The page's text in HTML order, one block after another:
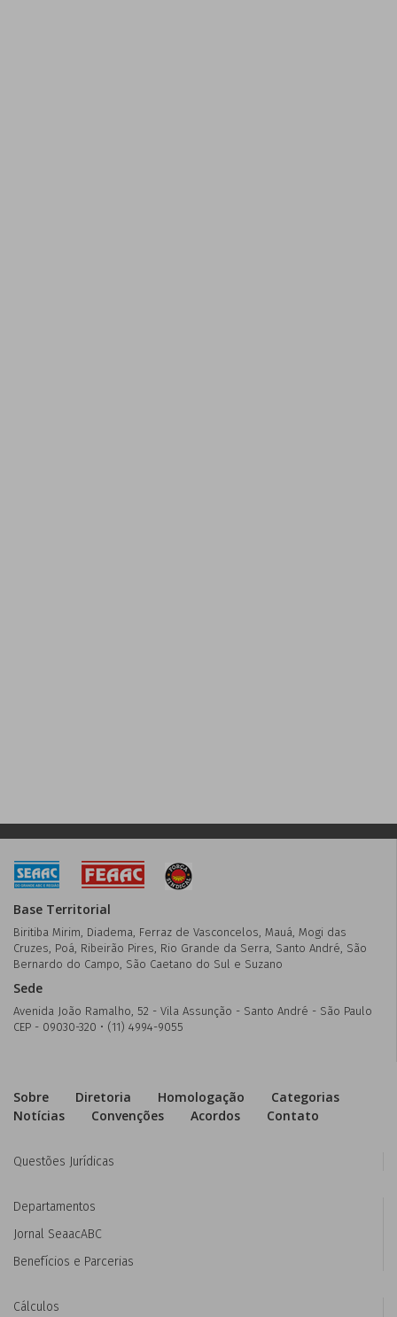
Base Territorial
Biritiba Mirim, Diadema, Ferraz de Vasconcelos, Mauá, Mogi das
Cruzes, Poá, Ribeirão Pires, Rio Grande da Serra, Santo André, São
Bernardo do Campo, São Caetano do Sul e Suzano
Sede
Avenida João Ramalho, 52 - Vila Assunção - Santo André - São Paulo
CEP - 09030-320 • (11) 4994-9055
Sobre Diretoria Homologação
Categorias
Notícias
Convenções Acordos Contato
Questões Jurídicas
Departamentos
Jornal SeaacABC
Benefícios e Parcerias
Cálculos